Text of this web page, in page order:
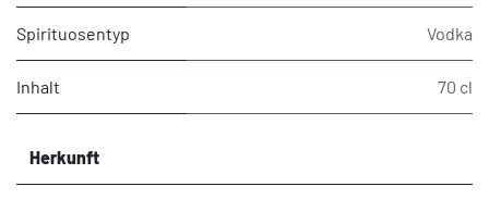
Spirituosentyp Vodka
Inhalt 70 cl
Herkunft